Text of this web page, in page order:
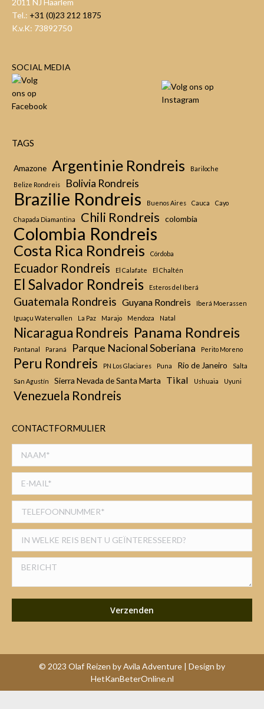
Tel.: +31 (0)23 212 1875
K.v.K: 73892750
SOCIAL MEDIA
TAGS
Amazone Argentinie Rondreis Bariloche
Belize Rondreis Bolivia Rondreis
Brazilie Rondreis Buenos Aires Cauca Cayo
Chapada Diamantina Chili Rondreis colombia
Colombia Rondreis
Costa Rica Rondreis Córdoba
Ecuador Rondreis El Calafate El Chaltén
El Salvador Rondreis Esteros del Iberá
Guatemala Rondreis Guyana Rondreis
Iberá Moerassen
Iguaçu Watervallen
La Paz Marajo Mendoza Natal
Nicaragua Rondreis Panama Rondreis
Pantanal Paraná Parque Nacional Soberiana Perito Moreno
Peru Rondreis PN Los Glaciares Puna Rio de Janeiro
Salta
San Agustín
Sierra Nevada de Santa Marta Tikal Ushuaia Uyuni
Venezuela Rondreis
CONTACTFORMULIER
© 2023 Olaf Reizen by Avila Adventure | Design by
HetKanBeterOnline.nl